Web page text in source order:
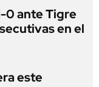
0 ante Tigre
en el
este